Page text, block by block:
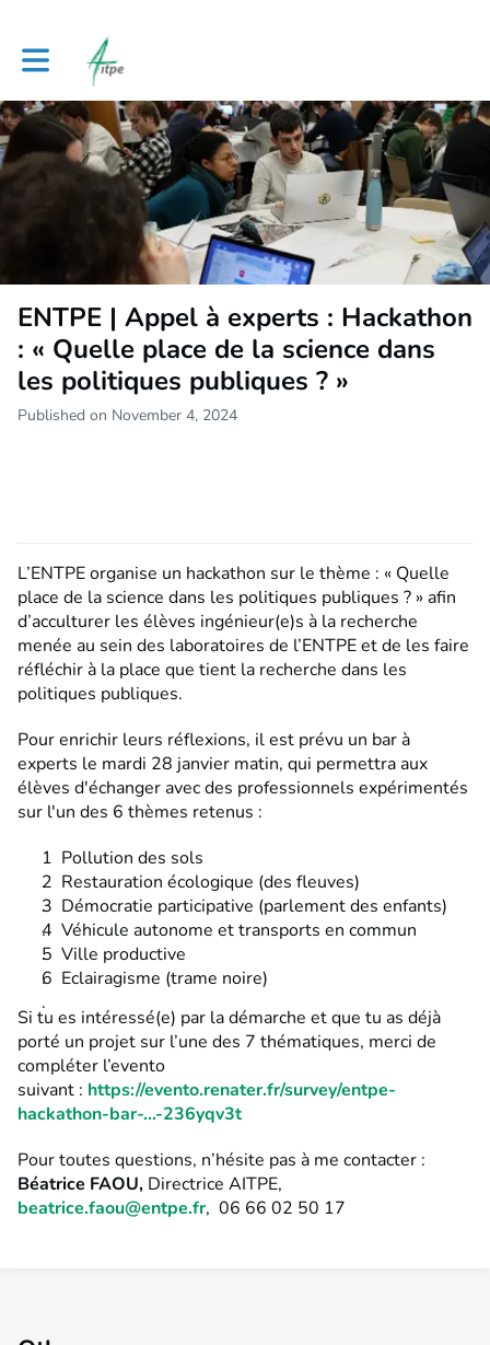
Toggle main navigation
ENTPE | Appel à experts : Hackathon
: « Quelle place de la science dans
les politiques publiques ? »
Published on November 4, 2024
L’ENTPE organise un hackathon sur le thème : « Quelle
place de la science dans les politiques publiques ? » afin
d’acculturer les élèves ingénieur(e)s à la recherche
menée au sein des laboratoires de l’ENTPE et de les faire
réfléchir à la place que tient la recherche dans les
politiques publiques.
Pour enrichir leurs réflexions, il est prévu un bar à
experts le mardi 28 janvier matin, qui permettra aux
élèves d'échanger avec des professionnels expérimentés
sur l'un des 6 thèmes retenus :
Pollution des sols
Restauration écologique (des fleuves)
Démocratie participative (parlement des enfants)
Véhicule autonome et transports en commun
Ville productive
Eclairagisme (trame noire)
Si tu es intéressé(e) par la démarche et que tu as déjà
porté un projet sur l’une des 7 thématiques, merci de
compléter l’evento
suivant : https://evento.renater.fr/survey/entpe-
hackathon-bar-...-236yqv3t
Pour toutes questions, n’hésite pas à me contacter :
Béatrice FAOU, Directrice AITPE,
beatrice.faou@entpe.fr, 06 66 02 50 17